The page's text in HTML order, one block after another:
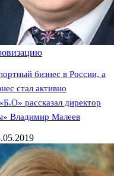
бизнес в России, а
стал активно
рассказал директор
Владимир Малеев